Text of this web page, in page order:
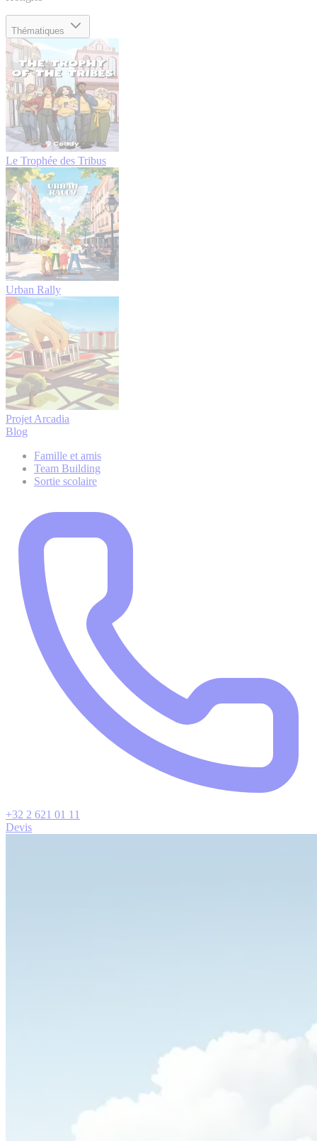
Thématiques
Le Trophée des Tribus
Urban Rally
Projet Arcadia
Blog
Famille et amis
Team Building
Sortie scolaire
+32 2 621 01 11
Devis